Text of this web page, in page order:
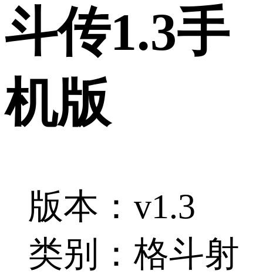
斗传1.3手
机版
版本：v1.3
类别：格斗射